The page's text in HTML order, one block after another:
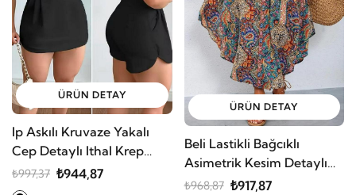
ÜRÜN DETAY
Ip Askılı Kruvaze Yakalı
Cep Detaylı Ithal Krep
Short Etek Tulum
₺997,37 ₺944,87
ÜRÜN DETAY
Beli Lastikli Bağcıklı
Asimetrik Kesim Detaylı
Desenli Bürümcük Etek
₺968,87 ₺917,87